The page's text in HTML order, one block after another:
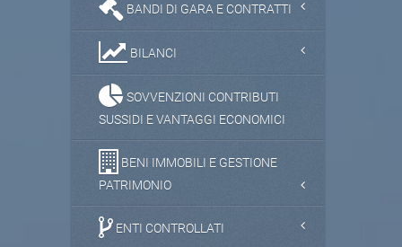
BANDI DI GARA E CONTRATTI
BILANCI
SOVVENZIONI CONTRIBUTI
SUSSIDI E VANTAGGI ECONOMICI
BENI IMMOBILI E GESTIONE
PATRIMONIO
ENTI CONTROLLATI